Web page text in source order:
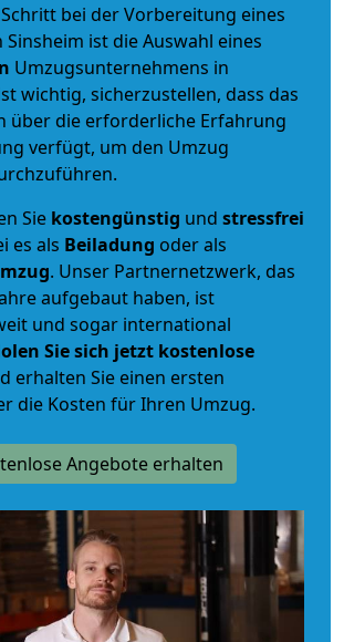
bei der Vorbereitung eines
Sinsheim ist die Auswahl eines
Umzugsunternehmens in
wichtig, sicherzustellen, dass das
über die erforderliche Erfahrung
verfügt, um den Umzug
Sie kostengünstig und stressfrei
es als Beiladung oder als
. Unser Partnernetzwerk, das
aufgebaut haben, ist
und sogar international
Sie sich jetzt kostenlose
erhalten Sie einen ersten
die Kosten für Ihren Umzug.
Angebote erhalten